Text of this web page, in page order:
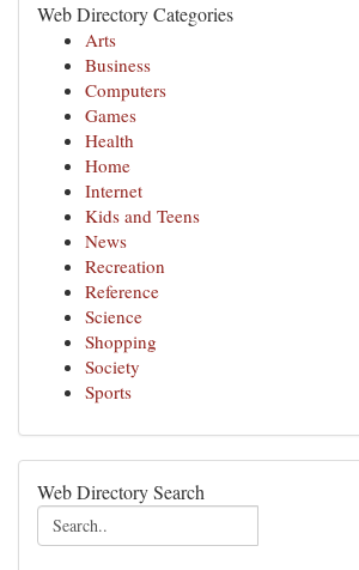
Web Directory Categories
Arts
Business
Computers
Games
Health
Home
Internet
Kids and Teens
News
Recreation
Reference
Science
Shopping
Society
Sports
Web Directory Search